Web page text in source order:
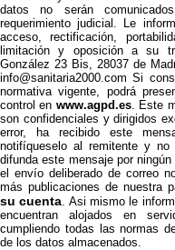
datos no serán
requerimiento judicial. Le
acceso, rectificación,
limitación y oposición a su
González 23 Bis, 28037 de
info@sanitaria2000.com Si
normativa vigente, podrá
control en www.agpd.es. Este
son confidenciales y dirigidos
error, ha recibido este
notifíqueselo al remitente y
difunda este mensaje por
el envío deliberado de correo
más publicaciones de nuestra
su cuenta . Asi mismo le
encuentran alojados en
cumpliendo todas las normas
de los datos almacenados.